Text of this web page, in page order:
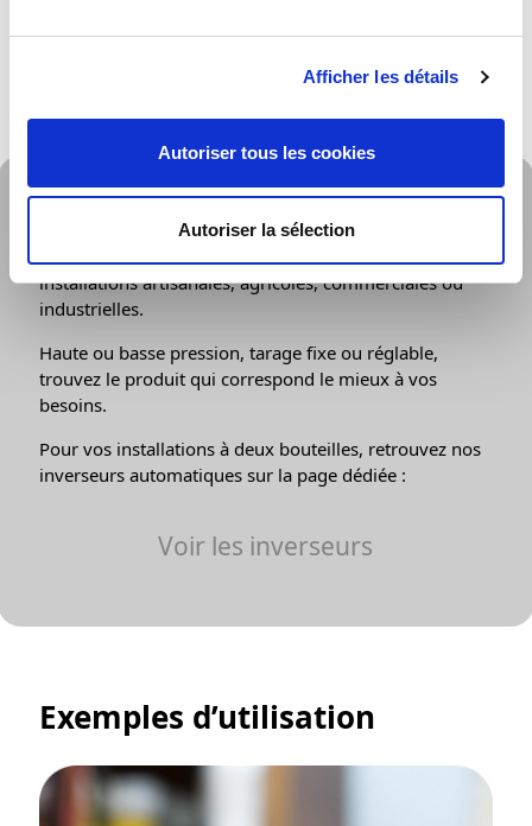
Afficher les détails
Autoriser tous les cookies
Autoriser la sélection
Caractéristiques et références produits
Informations générales
Notre gamme de détendeurs pour bouteilles dédiée
installations artisanales, agricoles, commerciales ou
industrielles.
Haute ou basse pression, tarage fixe ou réglable,
trouvez le produit qui correspond le mieux à vos
besoins.
Pour vos installations à deux bouteilles, retrouvez nos
inverseurs automatiques sur la page dédiée :
Voir les inverseurs
Exemples d’utilisation